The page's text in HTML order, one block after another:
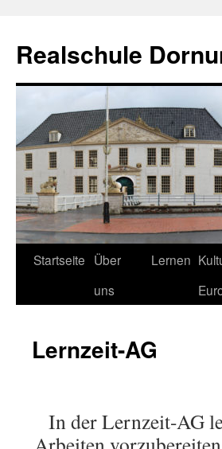
springen
Realschule
Startseite Über
uns
Lernen
Lernzeit-AG
In der Lernzeit-AG